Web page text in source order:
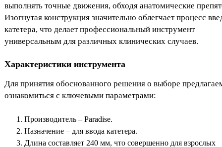
выполнять точные движения, обходя анатомические
Изогнутая конструкция значительно облегчает процесс
катетера, что делает профессиональный инструмент
универсальным для различных клинических случаев.
Характеристики инструмента
Для принятия обоснованного решения о выборе
ознакомиться с ключевыми параметрами:
Производитель – Paradise.
Назначение – для ввода катетера.
Длина составляет 240 мм, что совершенно для взрослых